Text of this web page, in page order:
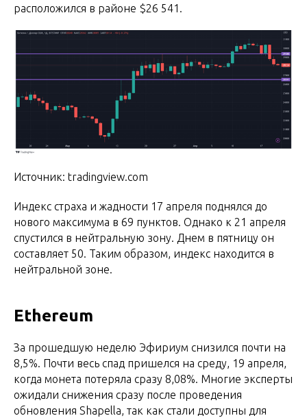
расположился в районе $26 541.
Источник: tradingview.com
Индекс страха и жадности 17 апреля поднялся до
нового максимума в 69 пунктов. Однако к 21 апреля
спустился в нейтральную зону. Днем в пятницу он
составляет 50. Таким образом, индекс находится в
нейтральной зоне.
Ethereum
За прошедшую неделю Эфириум снизился почти на
8,5%. Почти весь спад пришелся на среду, 19 апреля,
когда монета потеряла сразу 8,08%. Многие эксперты
ожидали снижения сразу после проведения
обновления Shapella, так как стали доступны для